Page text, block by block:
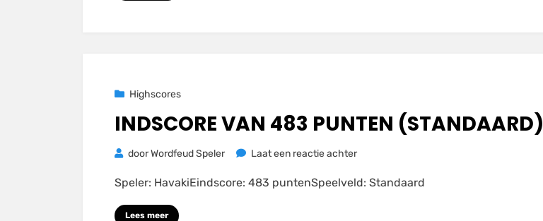
Geplaatst
23 november 2020
Highscores
INDSCORE VAN 483 PUNTEN (STANDAARD)
doorWordfeud Speler Laat een reactie achterop
van
Speler: HavakiEindscore: 483 puntenSpeelveld: Standaard
Lees meer